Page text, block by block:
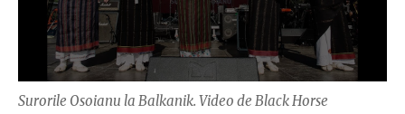
Surorile Osoianu la Balkanik. Video de Black Horse